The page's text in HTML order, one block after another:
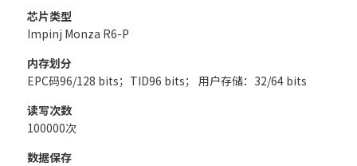
芯片类型
Impinj Monza R6-P
内存划分
EPC码96/128 bits；TID96 bits； 用户存储：32/64 bits
读写次数
100000次
数据保存